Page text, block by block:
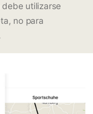
utilizarse
no para